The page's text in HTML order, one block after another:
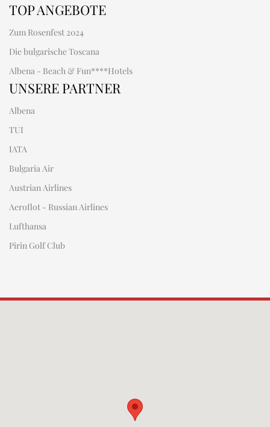
TOP ANGEBOTE
Zum Rosenfest 2024
Die bulgarische Toscana
Albena - Beach & Fun****Hotels
UNSERE PARTNER
Albena
TUI
IATA
Bulgaria Air
Austrian Airlines
Aeroflot - Russian Airlines
Lufthansa
Pirin Golf Club